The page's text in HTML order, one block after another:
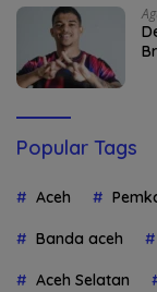
Popular Tags
Aceh
Banda aceh
Aceh Selatan